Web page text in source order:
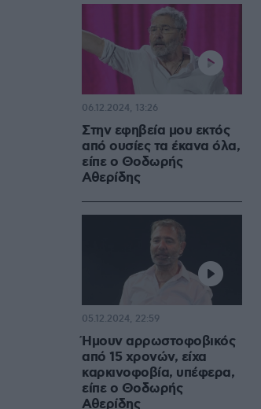
Στην εφηβεία μου εκτός
από ουσίες τα έκανα όλα,
είπε ο Θοδωρής
Αθερίδης
06.12.2024, 13:26
Ήμουν αρρωστοφοβικός
από 15 χρονών, είχα
καρκινοφοβία, υπέφερα,
είπε ο Θοδωρής
Αθερίδης
05.12.2024, 22:59